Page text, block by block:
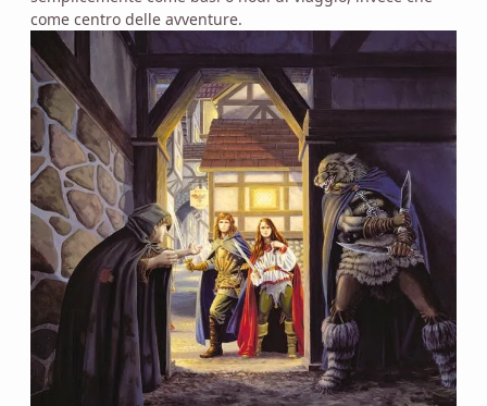
come centro delle avventure.